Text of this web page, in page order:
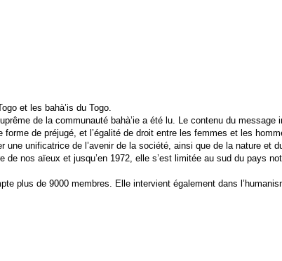
et les bahà’is du Togo.
de la communauté bahà’ie a été lu. Le contenu du
de préjugé, et l’égalité de droit entre les femmes et les
unificatrice de l’avenir de la société, ainsi que de la nature et
nos aïeux et jusqu’en 1972, elle s’est limitée au sud du pays
plus de 9000 membres. Elle intervient également dans